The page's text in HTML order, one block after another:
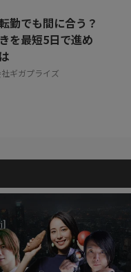
勤でも間に合う？
を最短5日で進め
ギガプライズ